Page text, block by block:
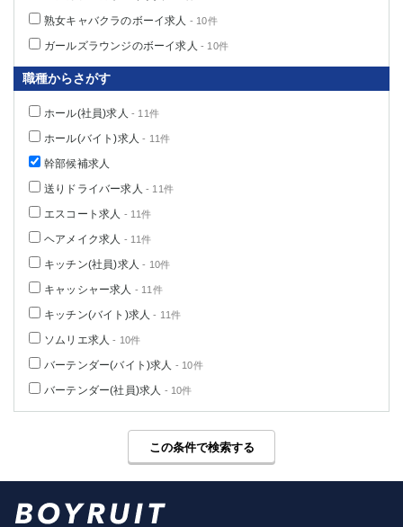
熟女キャバクラのボーイ求人 - 10件
ガールズラウンジのボーイ求人 - 10件
職種からさがす
ホール(社員)求人 - 11件
ホール(バイト)求人 - 11件
幹部候補求人
送りドライバー求人 - 11件
エスコート求人 - 11件
ヘアメイク求人 - 11件
キッチン(社員)求人 - 10件
キャッシャー求人 - 11件
キッチン(バイト)求人 - 11件
ソムリエ求人 - 10件
バーテンダー(バイト)求人 - 10件
バーテンダー(社員)求人 - 10件
この条件で検索する